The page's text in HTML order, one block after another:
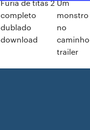
Furia de titãs 2
completo
dublado
download
Um
monstro
no
caminho
trailer